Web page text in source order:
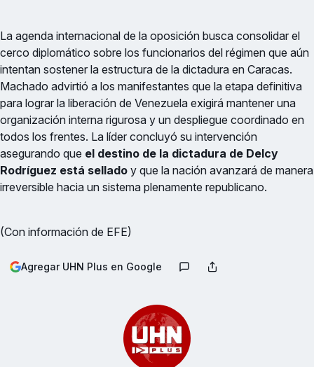
La agenda internacional de la oposición busca consolidar el
cerco diplomático sobre los funcionarios del régimen que aún
intentan sostener la estructura de la dictadura en Caracas.
Machado advirtió a los manifestantes que la etapa definitiva
para lograr la liberación de Venezuela exigirá mantener una
organización interna rigurosa y un despliegue coordinado en
todos los frentes. La líder concluyó su intervención
asegurando que el destino de la dictadura de Delcy
Rodríguez está sellado y que la nación avanzará de manera
irreversible hacia un sistema plenamente republicano.
(Con información de EFE)
Agregar UHN Plus en Google